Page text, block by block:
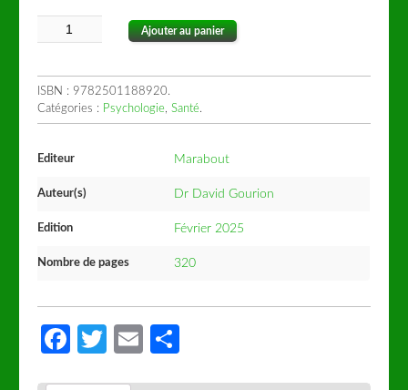
Ajouter au panier
ISBN : 9782501188920.
Catégories : Psychologie,Santé.
Editeur Marabout
Auteur(s) Dr David Gourion
Edition Février 2025
Nombre de pages 320
Facebook
Twitter
Email